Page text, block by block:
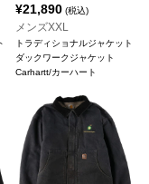
¥21,890 (税込)
メンズXXL
トラディショナルジャケット
ダックワークジャケット
Carhartt/カーハート